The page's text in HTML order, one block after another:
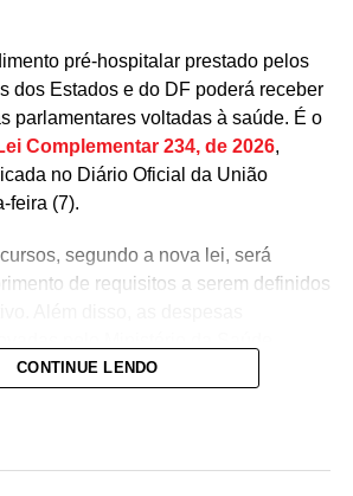
pré-hospitalar prestado pelos
dos Estados e do DF poderá receber
parlamentares voltadas à saúde. É o
Complementar 234, de 2026,
no Diário Oficial da União
feira (7).
segundo a nova lei, será
de requisitos a serem definidos
emendas para pagamento de
de bombeiros militares,
custeio ou investimento que
atendimento pré-hospitalar.
CONTINUE LENDO